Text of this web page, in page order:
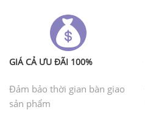
GIÁ CẢ ƯU ĐÃI 100%
Đảm bảo thời gian bàn giao
sản phẩm